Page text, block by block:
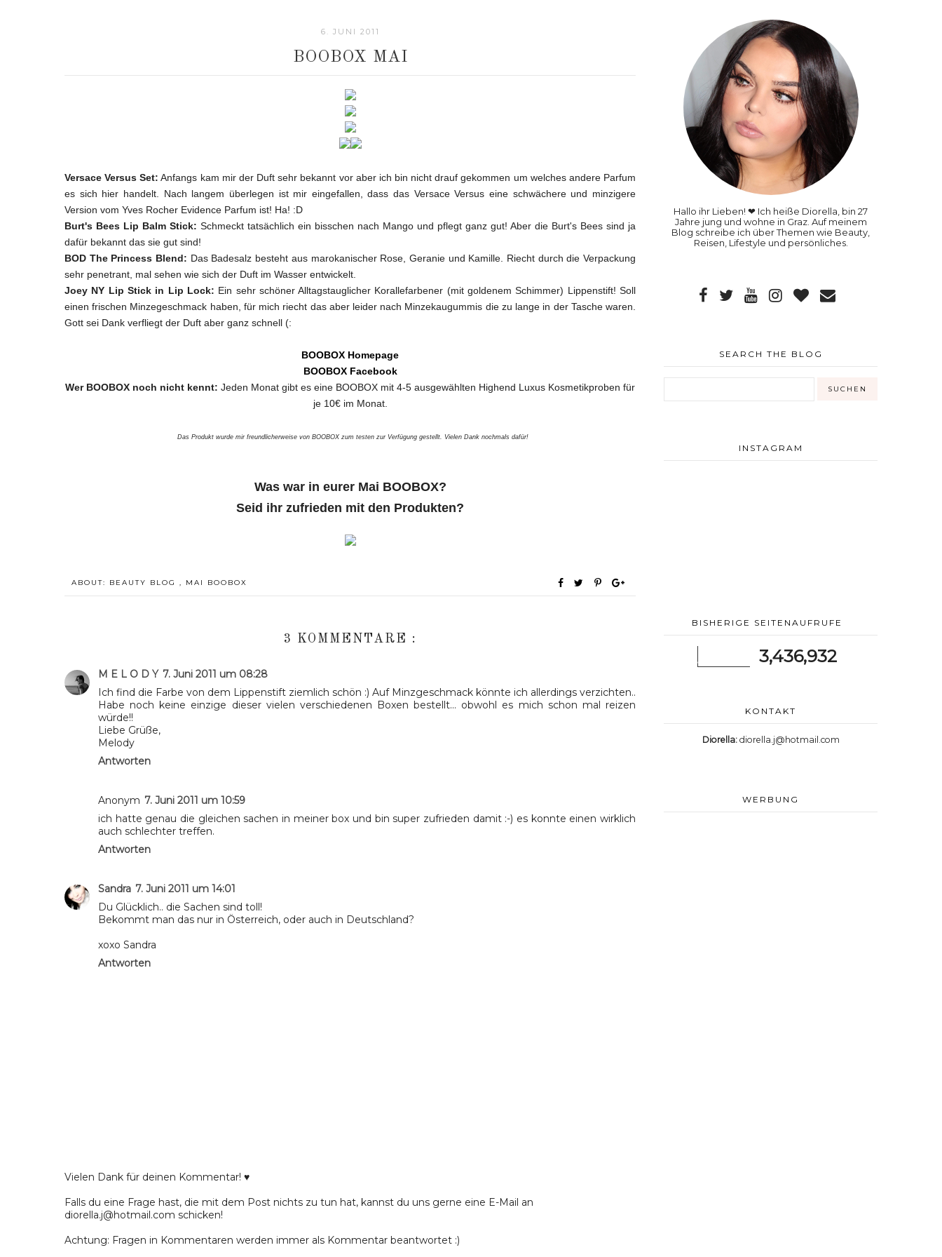
6. JUNI 2011
BOOBOX MAI
Versace Versus Set: Anfangs kam mir der Duft sehr bekannt vor aber ich bin nicht drauf gekommen um welches andere Parfum
es sich hier handelt. Nach langem überlegen ist mir eingefallen, dass das Versace Versus eine schwächere und minzigere
Version vom Yves Rocher Evidence Parfum ist! Ha! :D
Burt's Bees Lip Balm Stick: Schmeckt tatsächlich ein bisschen nach Mango und pflegt ganz gut! Aber die Burt's Bees sind ja
dafür bekannt das sie gut sind!
BOD The Princess Blend: Das Badesalz besteht aus marokanischer Rose, Geranie und Kamille. Riecht durch die Verpackung
sehr penetrant, mal sehen wie sich der Duft im Wasser entwickelt.
Joey NY Lip Stick in Lip Lock: Ein sehr schöner Alltagstauglicher Korallefarbener (mit goldenem Schimmer) Lippenstift! Soll
einen frischen Minzegeschmack haben, für mich riecht das aber leider nach Minzekaugummis die zu lange in der Tasche waren.
Gott sei Dank verfliegt der Duft aber ganz schnell (:
BOOBOX Homepage
BOOBOX Facebook
Wer BOOBOX noch nicht kennt: Jeden Monat gibt es eine BOOBOX mit 4-5 ausgewählten Highend Luxus Kosmetikproben für
je 10€ im Monat.
Das Produkt wurde mir freundlicherweise von BOOBOX zum testen zur Verfügung gestellt. Vielen Dank nochmals dafür!
Was war in eurer Mai BOOBOX?
Seid ihr zufrieden mit den Produkten?
ABOUT: BEAUTY BLOG , MAI BOOBOX
3 KOMMENTARE :
M E L O D Y 7. Juni 2011 um 08:28
Ich find die Farbe von dem Lippenstift ziemlich schön :) Auf Minzgeschmack könnte ich allerdings verzichten..
Habe noch keine einzige dieser vielen verschiedenen Boxen bestellt... obwohl es mich schon mal reizen
würde!!
Liebe Grüße,
Melody
Antworten
Anonym 7. Juni 2011 um 10:59
ich hatte genau die gleichen sachen in meiner box und bin super zufrieden damit :-) es konnte einen wirklich
auch schlechter treffen.
Antworten
Sandra 7. Juni 2011 um 14:01
Du Glücklich.. die Sachen sind toll!
Bekommt man das nur in Österreich, oder auch in Deutschland?
xoxo Sandra
Antworten
Vielen Dank für deinen Kommentar! ♥
Falls du eine Frage hast, die mit dem Post nichts zu tun hat, kannst du uns gerne eine E-Mail an
diorella.j@hotmail.com schicken!
Achtung: Fragen in Kommentaren werden immer als Kommentar beantwortet :)
Hallo ihr Lieben! ❤ Ich heiße Diorella, bin 27
Jahre jung und wohne in Graz. Auf meinem
Blog schreibe ich über Themen wie Beauty,
Reisen, Lifestyle und persönliches.
SEARCH THE BLOG
INSTAGRAM
BISHERIGE SEITENAUFRUFE
3,436,932
KONTAKT
Diorella: diorella.j@hotmail.com
WERBUNG